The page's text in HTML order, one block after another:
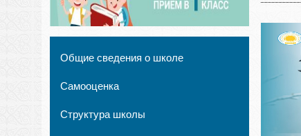
Общие сведения о школе
Самооценка
Структура школы